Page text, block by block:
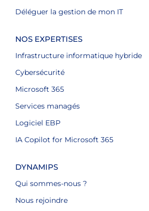
Déléguer la gestion de mon IT
NOS EXPERTISES
Infrastructure informatique hybride
Cybersécurité
Microsoft 365
Services managés
Logiciel EBP
IA Copilot for Microsoft 365
DYNAMIPS
Qui sommes-nous ?
Nous rejoindre